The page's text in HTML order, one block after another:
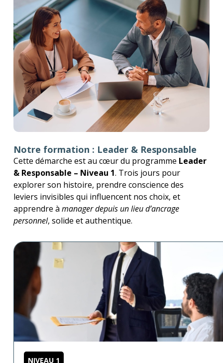
Notre formation : Leader & Responsable
Cette démarche est au cœur du programme Leader
& Responsable – Niveau 1. Trois jours pour
explorer son histoire, prendre conscience des
leviers invisibles qui influencent nos choix, et
apprendre à manager depuis un lieu d’ancrage
personnel, solide et authentique.
NIVEAU 1